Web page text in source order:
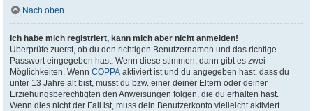
Nach oben
Ich habe mich registriert, kann mich aber nicht anmelden!
Überprüfe zuerst, ob du den richtigen Benutzernamen und das richtige
Passwort eingegeben hast. Wenn diese stimmen, dann gibt es zwei
Möglichkeiten. WennCOPPA aktiviert ist und du angegeben hast, dass du
unter 13 Jahre alt bist, musst du bzw. einer deiner Eltern oder deiner
Erziehungsberechtigten den Anweisungen folgen, die du erhalten hast.
Wenn dies nicht der Fall ist, muss dein Benutzerkonto vielleicht aktiviert